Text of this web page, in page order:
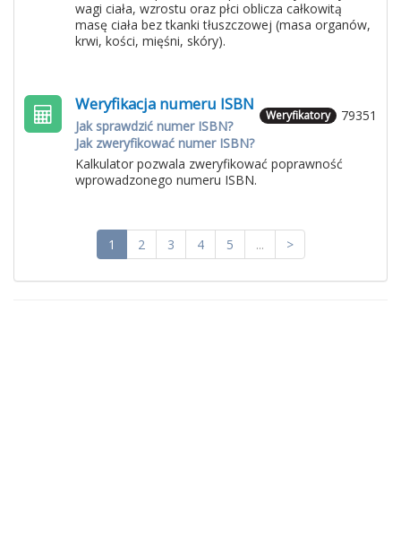
wagi ciała, wzrostu oraz płci oblicza całkowitą
masę ciała bez tkanki tłuszczowej (masa organów,
krwi, kości, mięśni, skóry).
79351
Weryfikatory
Weryfikacja numeru ISBN
Jak sprawdzić numer ISBN?
Jak zweryfikować numer ISBN?
Kalkulator pozwala zweryfikować poprawność
wprowadzonego numeru ISBN.
1 2 3 4 5 ... >